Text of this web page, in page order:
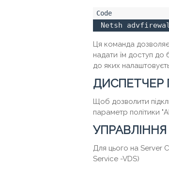
Netsh
Ця команда дозволяє
надати їм доступ до
до яких
ДИСПЕТЧЕР
Щоб дозволити
параметр політики
УПРАВЛІННЯ
Для цього на Server
Service -VDS)